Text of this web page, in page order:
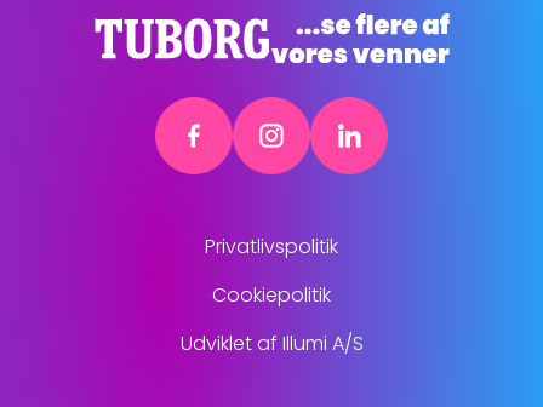
Privatlivspolitik
Cookiepolitik
Udviklet af Illumi A/S